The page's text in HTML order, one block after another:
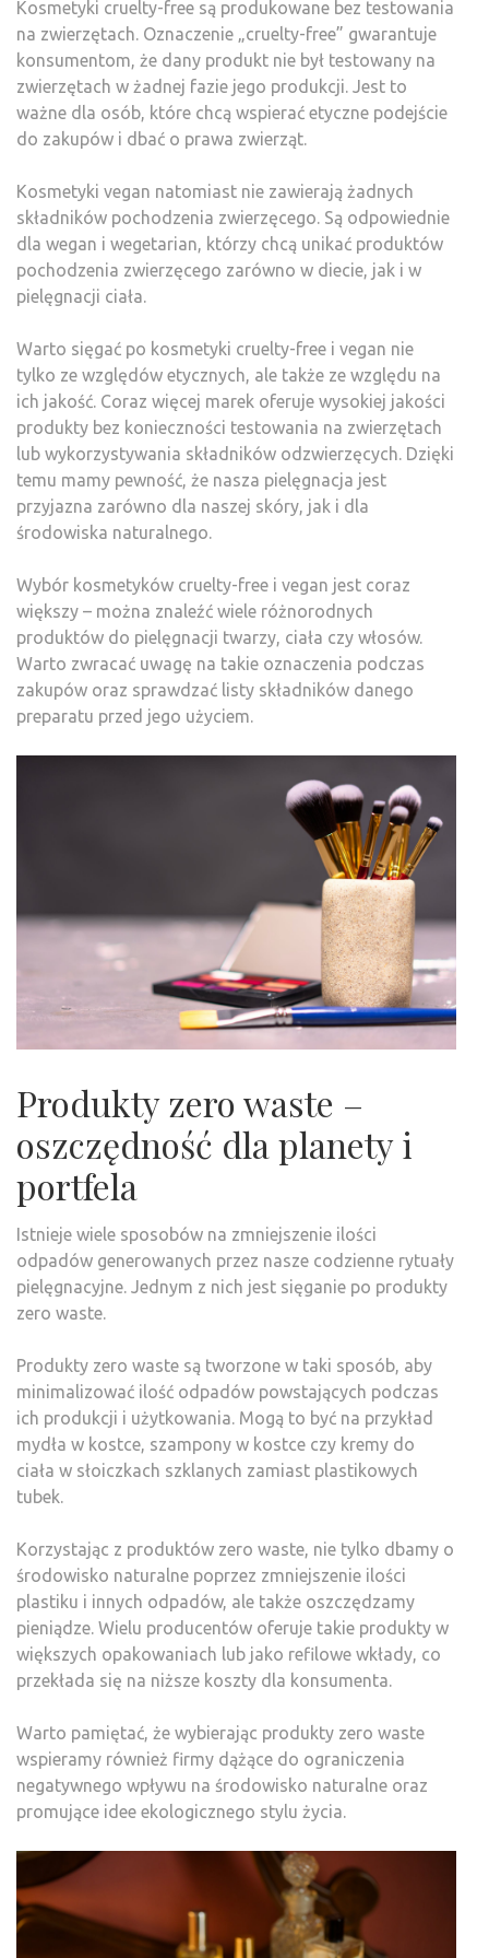
Kosmetyki cruelty-free są produkowane bez testowania
na zwierzętach. Oznaczenie „cruelty-free” gwarantuje
konsumentom, że dany produkt nie był testowany na
zwierzętach w żadnej fazie jego produkcji. Jest to
ważne dla osób, które chcą wspierać etyczne podejście
do zakupów i dbać o prawa zwierząt.
Kosmetyki vegan natomiast nie zawierają żadnych
składników pochodzenia zwierzęcego. Są odpowiednie
dla wegan i wegetarian, którzy chcą unikać produktów
pochodzenia zwierzęcego zarówno w diecie, jak i w
pielęgnacji ciała.
Warto sięgać po kosmetyki cruelty-free i vegan nie
tylko ze względów etycznych, ale także ze względu na
ich jakość. Coraz więcej marek oferuje wysokiej jakości
produkty bez konieczności testowania na zwierzętach
lub wykorzystywania składników odzwierzęcych. Dzięki
temu mamy pewność, że nasza pielęgnacja jest
przyjazna zarówno dla naszej skóry, jak i dla
środowiska naturalnego.
Wybór kosmetyków cruelty-free i vegan jest coraz
większy – można znaleźć wiele różnorodnych
produktów do pielęgnacji twarzy, ciała czy włosów.
Warto zwracać uwagę na takie oznaczenia podczas
zakupów oraz sprawdzać listy składników danego
preparatu przed jego użyciem.
Produkty zero waste –
oszczędność dla planety i
portfela
Istnieje wiele sposobów na zmniejszenie ilości
odpadów generowanych przez nasze codzienne rytuały
pielęgnacyjne. Jednym z nich jest sięganie po produkty
zero waste.
Produkty zero waste są tworzone w taki sposób, aby
minimalizować ilość odpadów powstających podczas
ich produkcji i użytkowania. Mogą to być na przykład
mydła w kostce, szampony w kostce czy kremy do
ciała w słoiczkach szklanych zamiast plastikowych
tubek.
Korzystając z produktów zero waste, nie tylko dbamy o
środowisko naturalne poprzez zmniejszenie ilości
plastiku i innych odpadów, ale także oszczędzamy
pieniądze. Wielu producentów oferuje takie produkty w
większych opakowaniach lub jako refilowe wkłady, co
przekłada się na niższe koszty dla konsumenta.
Warto pamiętać, że wybierając produkty zero waste
wspieramy również firmy dążące do ograniczenia
negatywnego wpływu na środowisko naturalne oraz
promujące idee ekologicznego stylu życia.